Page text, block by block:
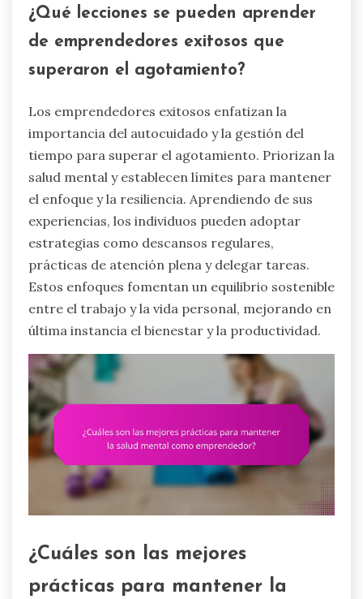
¿Qué lecciones se pueden aprender
de emprendedores exitosos que
superaron el agotamiento?
Los emprendedores exitosos enfatizan la
importancia del autocuidado y la gestión del
tiempo para superar el agotamiento. Priorizan la
salud mental y establecen límites para mantener
el enfoque y la resiliencia. Aprendiendo de sus
experiencias, los individuos pueden adoptar
estrategias como descansos regulares,
prácticas de atención plena y delegar tareas.
Estos enfoques fomentan un equilibrio sostenible
entre el trabajo y la vida personal, mejorando en
última instancia el bienestar y la productividad.
¿Cuáles son las mejores
prácticas para mantener la